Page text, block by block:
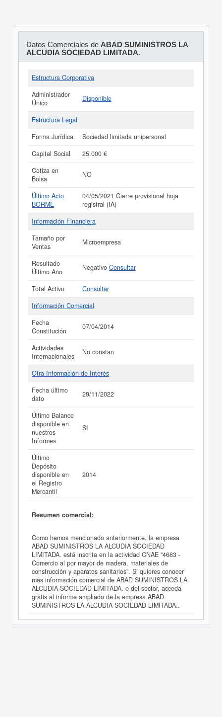
Datos Comerciales de ABAD SUMINISTROS LA
ALCUDIA SOCIEDAD LIMITADA.
Estructura Corporativa
Administrador
Único
Disponible
Estructura Legal
Forma Jurídica
Sociedad limitada unipersonal
Capital Social
25.000 €
Cotiza en
Bolsa
NO
Último Acto
BORME
04/05/2021 Cierre provisional hoja
registral (IA)
Información Financiera
Tamaño por
Ventas
Microempresa
Resultado
Último Año
Negativo Consultar
Total Activo
Consultar
Información Comercial
Fecha
Constitución
07/04/2014
Actividades
Internacionales
No constan
Otra Información de Interés
Fecha último
dato
29/11/2022
Último Balance
disponible en
nuestros
Informes
SI
Último
Depósito
disponible en
el Registro
Mercantil
2014
Resumen comercial:
Como hemos mencionado anteriormente, la empresa
ABAD SUMINISTROS LA ALCUDIA SOCIEDAD
LIMITADA. está inscrita en la actividad CNAE "4683 -
Comercio al por mayor de madera, materiales de
construcción y aparatos sanitarios". Si quieres conocer
más información comercial de ABAD SUMINISTROS LA
ALCUDIA SOCIEDAD LIMITADA. o del sector, acceda
gratis al informe ampliado de la empresa ABAD
SUMINISTROS LA ALCUDIA SOCIEDAD LIMITADA..